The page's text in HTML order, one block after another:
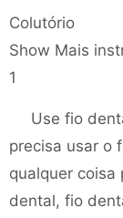
Colutório
Show Mais
1
Use fio
precisa usar o
qualquer
dental, fio